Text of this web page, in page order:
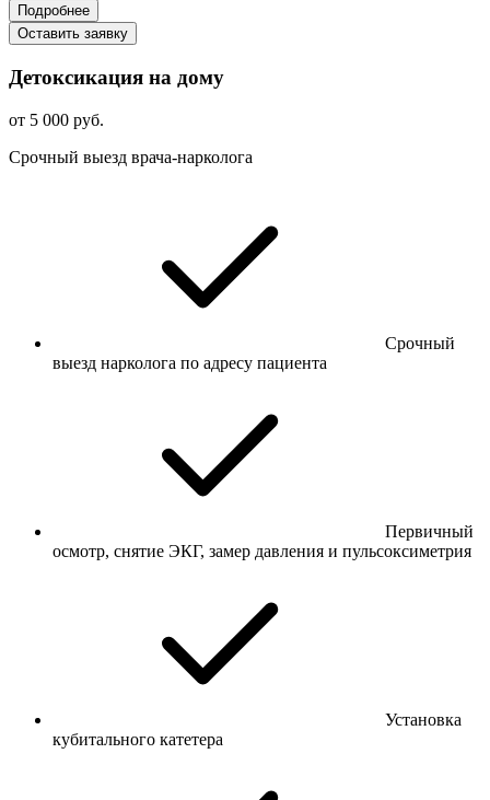
Подробнее
Оставить заявку
Детоксикация на дому
от 5 000 руб.
Срочный выезд врача-нарколога
Срочный
выезд нарколога по адресу пациента
Первичный
осмотр, снятие ЭКГ, замер давления и пульсоксиметрия
Установка
кубитального катетера